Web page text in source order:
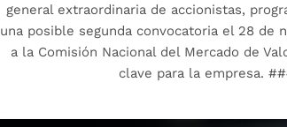
general extraordinaria de accionistas,
una posible segunda convocatoria el 28 de
a la Comisión Nacional del Mercado de
clave para la empresa.